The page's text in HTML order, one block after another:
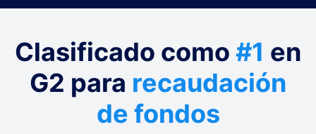
Clasificado como #1 en
G2 para recaudación
de fondos